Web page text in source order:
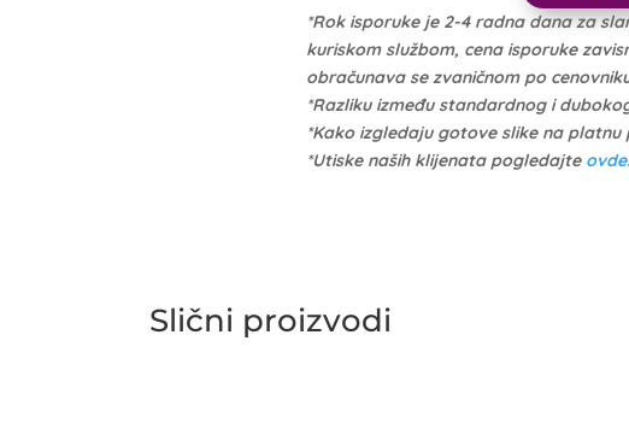
*Rok isporuke je 2-4 radna dana za
kuriskom službom, cena isporuke
obračunava se zvaničnom po
*Razliku između standardnog i
*Kako izgledaju gotove slike na
*Utiske naših klijenata pogledajte ovde.
Slični proizvodi